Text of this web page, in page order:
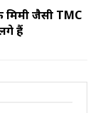
मिमी जैसी TMC
हैं